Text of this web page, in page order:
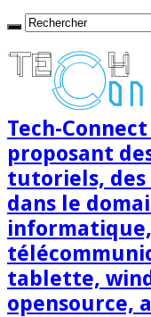
Tech-
proposant
tutoriels, des
dans le
tablette,
opensource,